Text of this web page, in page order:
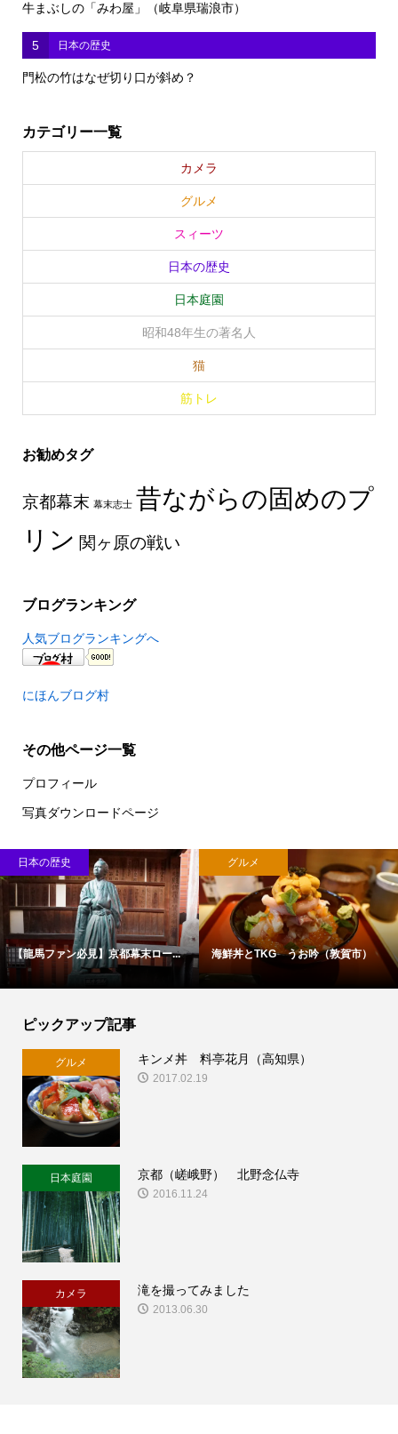
牛まぶしの「みわ屋」（岐阜県瑞浪市）
5 日本の歴史
門松の竹はなぜ切り口が斜め？
カテゴリー一覧
カメラ
グルメ
スィーツ
日本の歴史
日本庭園
昭和48年生の著名人
猫
筋トレ
お勧めタグ
京都幕末 幕末志士 昔ながらの固めのプ
リン 関ヶ原の戦い
ブログランキング
人気ブログランキングへ
にほんブログ村
その他ページ一覧
プロフィール
写真ダウンロードページ
日本の歴史
【龍馬ファン必見】京都幕末ロー...
グルメ
海鮮丼とTKG うお吟（敦賀市）
ピックアップ記事
グルメ キンメ丼 料亭花月（高知県）
2017.02.19
日本庭園 京都（嵯峨野） 北野念仏寺
2016.11.24
カメラ 滝を撮ってみました
2013.06.30